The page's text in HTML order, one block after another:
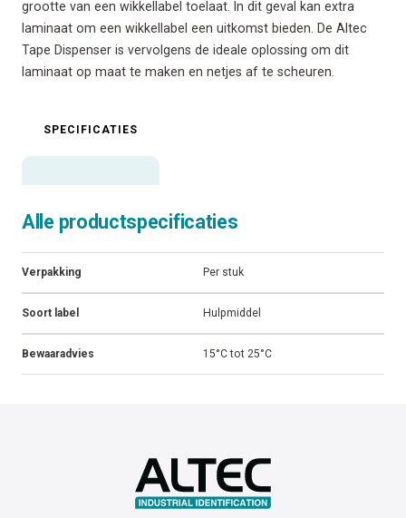
grootte van een wikkellabel toelaat. In dit geval kan extra
laminaat om een wikkellabel een uitkomst bieden. De Altec
Tape Dispenser is vervolgens de ideale oplossing om dit
laminaat op maat te maken en netjes af te scheuren.
SPECIFICATIES
Alle productspecificaties